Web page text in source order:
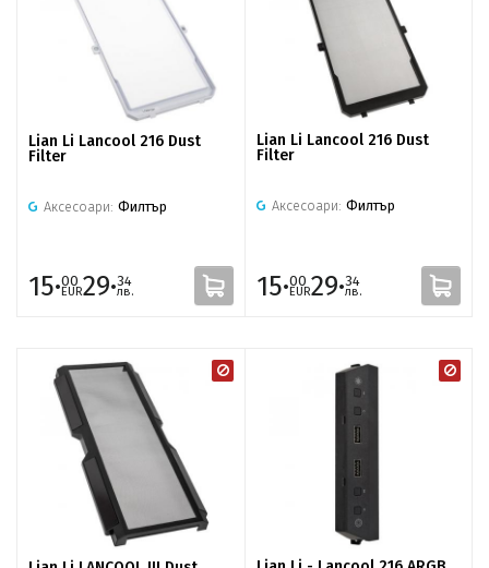
Lian Li Lancool 216 Dust
Filter
Аксесоари: Филтър
15·00
EUR29·34
лв.
Lian Li Lancool 216 Dust
Filter
Аксесоари: Филтър
15·00
EUR29·34
лв.